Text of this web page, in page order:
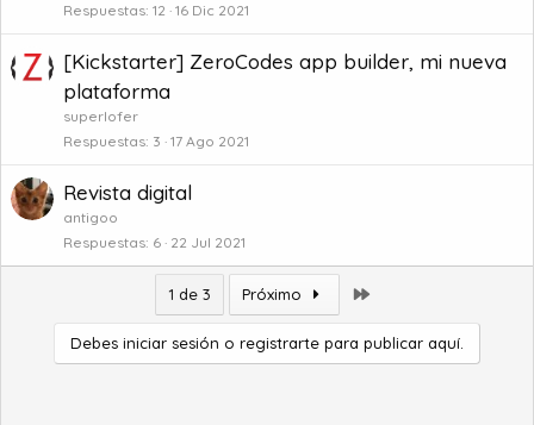
Respuestas 12 16 Dic 2021
[Kickstarter] ZeroCodes app builder, mi nueva
plataforma
superlofer
Respuestas 3 17 Ago 2021
Revista digital
antigoo
Respuestas 6 22 Jul 2021
1 de 3 Próximo
Debes iniciar sesión o registrarte para publicar aquí.